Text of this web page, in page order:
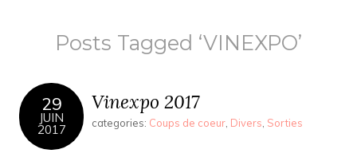
Posts Tagged ‘VINEXPO’
29
JUIN
2017
Vinexpo 2017
categories: Coups de coeur Divers Sorties